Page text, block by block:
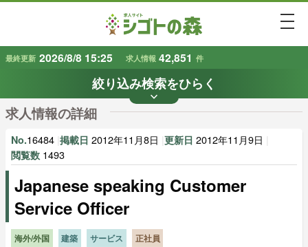
最終更新 2026/8/8 15:25 求人情報 42,851 件
絞り込み検索をひらく
keyboard_arrow_down
条件から探す
地域で探す 業種で探す
雇用形態で探す 賃金で探す
キーワードで探す
求人情報の詳細
No.16484 掲載日 2012年11月8日 更新日 2012年11月9日
閲覧数 1493
Japanese speaking Customer
Service Officer
海外/外国 建築 サービス 正社員